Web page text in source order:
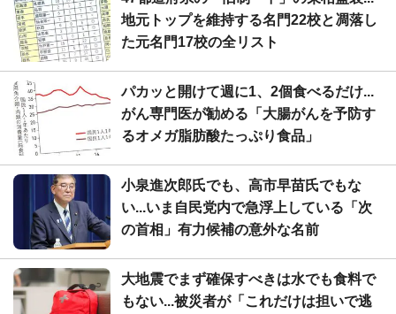
地元トップを維持する名門22校と凋落し
た元名門17校の全リスト
パカッと開けて週に1、2個食べるだけ...
がん専門医が勧める「大腸がんを予防す
るオメガ脂肪酸たっぷり食品」
小泉進次郎氏でも、高市早苗氏でもな
い...いま自民党内で急浮上している「次
の首相」有力候補の意外な名前
大地震でまず確保すべきは水でも食料で
もない...被災者が「これだけは担いで逃